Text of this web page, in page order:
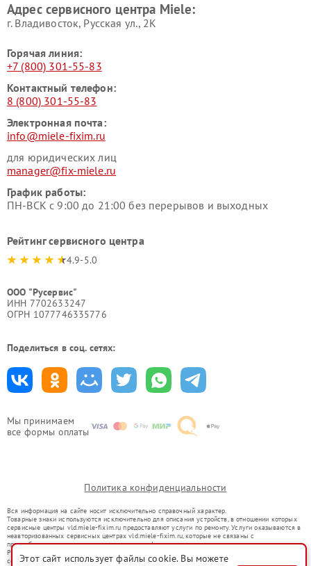
Мы принимаем
все формы оплаты
Miele
пылесосов Miele
Адрес сервисного центра Miele:
г. Владивосток, Русская ул., 2К
Горячая линия:
+7 (800) 301-55-83
Контактный телефон:
8 (800) 301-55-83
Электронная почта:
info@miele-fixim.ru
для юридических лиц
manager@fix-miele.ru
График работы:
ПН-ВСК с 9:00 до 21:00 без перерывов и выходных
Рейтинг сервисного центра
4.9-5.0
ООО "Русервис"
ИНН 7702633247
ОГРН 1077746335776
Поделиться в соц. сетях:
Политика конфиденциальности
Вся информация на сайте носит исключительно справочный характер.
Товарные знаки используются исключительно для описания устройств, в отношении которых
сервисные центры vld.miele-fixim.ru предоставляют услуги по ремонту. Услуги оказываются в
неавторизованных сервисных центрах vld.miele-fixim.ru, которые не связаны с
правообладателями товарных знаков или их официальными представителями.
Ремонт осуществляется для устройств, уже введенных в гражданский оборот в соответствии
со статьей 1487 ГК РФ.
Этот сайт использует файлы cookie. Вы можете